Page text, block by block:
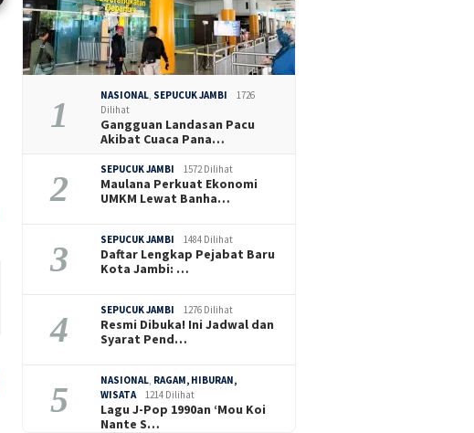
1 NASIONAL SEPUCUK JAMBI
1726
Dilihat
Gangguan Landasan Pacu
Akibat Cuaca Pana…
2 SEPUCUK JAMBI 1572 Dilihat
Maulana Perkuat Ekonomi
UMKM Lewat Banha…
3 SEPUCUK JAMBI 1484 Dilihat
Daftar Lengkap Pejabat Baru
Kota Jambi: …
4 SEPUCUK JAMBI 1276 Dilihat
Resmi Dibuka! Ini Jadwal dan
Syarat Pend…
5 NASIONAL RAGAM, HIBURAN,
WISATA
1214 Dilihat
Lagu J-Pop 1990an ‘Mou Koi
Nante S…